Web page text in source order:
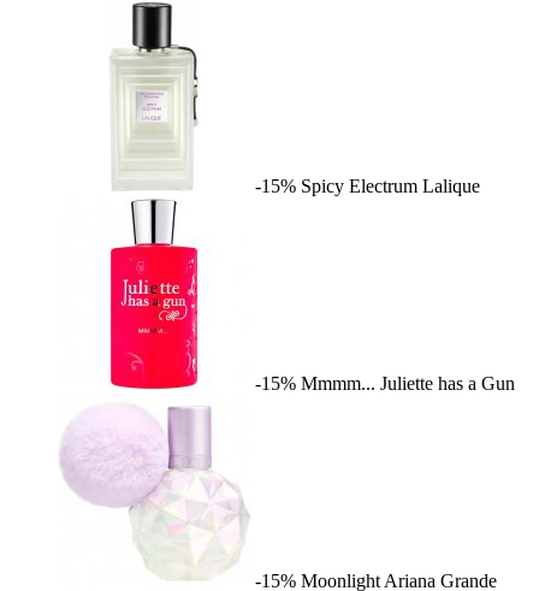
-15% Spicy Electrum Lalique
-15% Mmmm... Juliette has a Gun
-15% Moonlight Ariana Grande